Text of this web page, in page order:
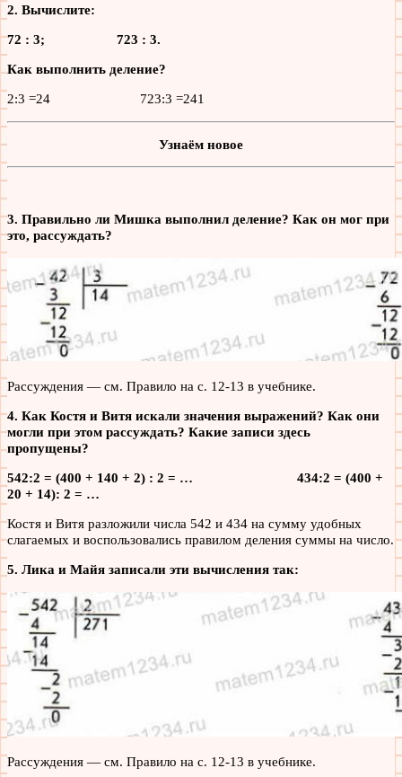
2. Вычислите:
72 : 3; 723 : 3.
Как выполнить деление?
2:3 =24 723:3 =241
Узнаём новое
3. Правильно ли Мишка выполнил деление? Как он мог при
это, рассуждать?
Рассуждения — см. Правило на с. 12-13 в учебнике.
4. Как Костя и Витя искали значения выражений? Как они
могли при этом рассуждать? Какие записи здесь
пропущены?
542:2 = (400 + 140 + 2) : 2 = … 434:2 = (400 +
20 + 14): 2 = …
Костя и Витя разложили числа 542 и 434 на сумму удобных
слагаемых и воспользовались правилом деления суммы на число.
5. Лика и Майя записали эти вычисления так:
Рассуждения — см. Правило на с. 12-13 в учебнике.